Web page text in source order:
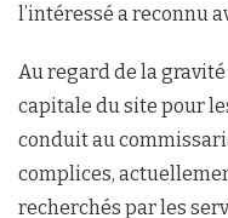
l’intéressé a reconnu
Au regard de la
capitale du site pour
conduit au
complices,
recherchés par les